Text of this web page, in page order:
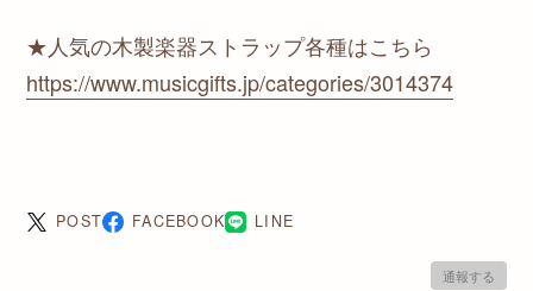
★人気の木製楽器ストラップ各種はこちら
https://www.musicgifts.jp/categories/3014374
POST FACEBOOK LINE
通報する